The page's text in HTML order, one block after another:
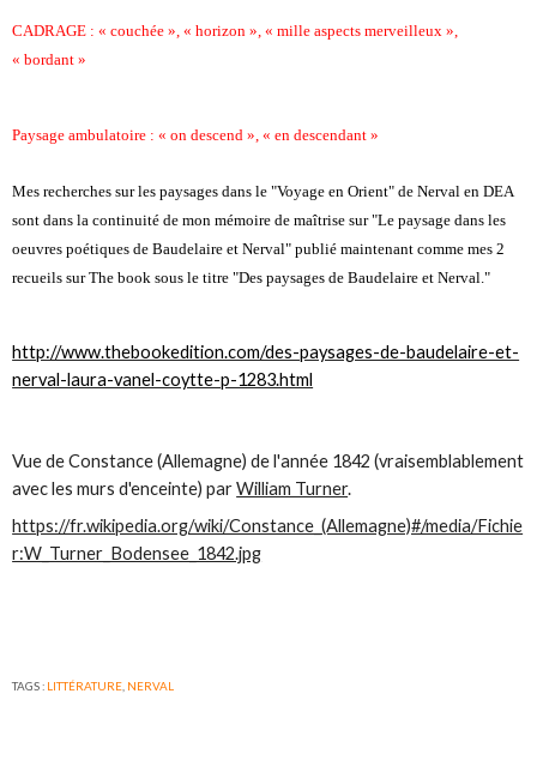
CADRAGE : « couchée », « horizon », « mille aspects merveilleux »,
« bordant »
Paysage ambulatoire : « on descend », « en descendant »
Mes recherches sur les paysages dans le "Voyage en Orient" de Nerval en DEA
sont dans la continuité de mon mémoire de maîtrise sur "Le paysage dans les
oeuvres poétiques de Baudelaire et Nerval" publié maintenant comme mes 2
recueils sur The book sous le titre "Des paysages de Baudelaire et Nerval."
http://www.thebookedition.com/des-paysages-de-baudelaire-et-
nerval-laura-vanel-coytte-p-1283.html
Vue de Constance (Allemagne) de l'année 1842 (vraisemblablement
avec les murs d'enceinte) parWilliam Turner.
https://fr.wikipedia.org/wiki/Constance_(Allemagne)#/media/Fichie
r:W_Turner_Bodensee_1842.jpg
TAGS : LITTÉRATURE NERVAL